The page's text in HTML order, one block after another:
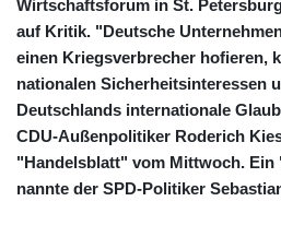
Wirtschaftsforum in St.
auf Kritik. "Deutsche
einen Kriegsverbrecher hofieren,
nationalen Sicherheitsinteressen
Deutschlands internationale
CDU-Außenpolitiker Roderich
"Handelsblatt" vom Mittwoch. Ein
nannte der SPD-Politiker